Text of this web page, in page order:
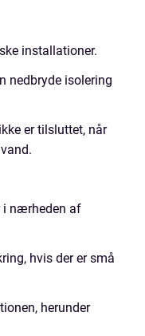
installationer.
nedbryde isolering
er tilsluttet, når
i nærheden af
hvis der er små
herunder